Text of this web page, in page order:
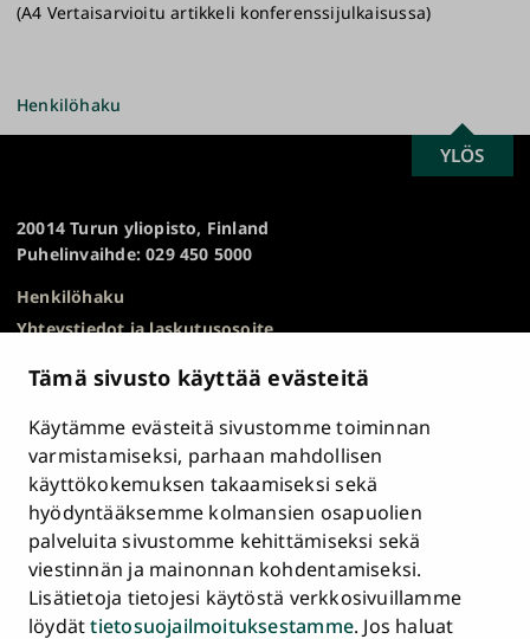
Tämä sivusto käyttää evästeitä
Käytämme evästeitä sivustomme toiminnan
varmistamiseksi, parhaan mahdollisen
käyttökokemuksen takaamiseksi sekä
hyödyntääksemme kolmansien osapuolien
palveluita sivustomme kehittämiseksi sekä
viestinnän ja mainonnan kohdentamiseksi.
Lisätietoja tietojesi käytöstä verkkosivuillamme
löydättietosuojailmoituksestamme. Jos haluat
(A4 Vertaisarvioitu artikkeli konferenssijulkaisussa)
Henkilöhaku
20014 Turun yliopisto, Finland
Puhelinvaihde: 029 450 5000
Henkilöhaku
Yhteystiedot ja laskutusosoite
HR Excellence in Research
Tietosuojailmoitus
Asiakirjajulkisuuskuvaus ja tietopyynnöt
Väärinkäytösepäilyt
Saavutettavuusseloste
Palaute
Intranet ja sähköiset työkalut
Evästeasetukset
SCROLL
TO
YLÖS